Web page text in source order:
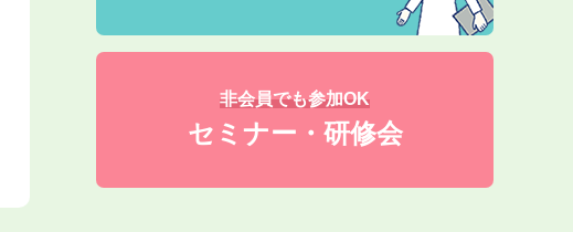
非会員でも参加OK
セミナー・研修会